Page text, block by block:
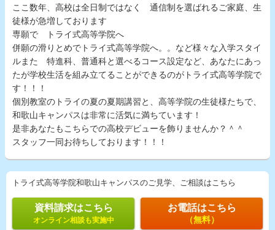
ここ数年、高校は全日制ではなく 通信制を選ばれるご家庭、生
徒様が急増しております
専願で トライ式高等学院へ
併願の滑りとめでトライ式高等学院へ。。など様々な入学スタイ
ルまた 特進科、普通科と選べるコース設定など、あなたにあっ
たが学校生活を組み立てることができるのがトライ式高等学院で
す！！！
個別教室のトライの夏の夏期講習と、高等学院の生徒様たちで、
和歌山キャンパスは非常に活気に満ちています！
是非あなたもこちらでの高校デビューを飾りませんか？＾＾
スタッフ一同お待ちしております！！！
トライ式高等学院和歌山キャンパスのご見学、ご相談はこちら
資料請求はこちら
オンライン相談も実施中
お電話はこちら
（無料）